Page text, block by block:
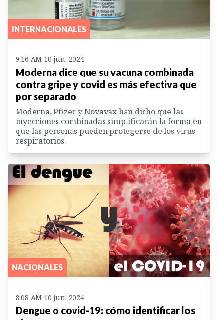
INTERNACIONALES
9:16 AM 10 jun. 2024
Moderna dice que su vacuna combinada
contra gripe y covid es más efectiva que
por separado
Moderna, Pfizer y Novavax han dicho que las
inyecciones combinadas simplificarán la forma en
que las personas pueden protegerse de los virus
respiratorios.
NACIONALES
8:08 AM 10 jun. 2024
Dengue o covid-19: cómo identificar los